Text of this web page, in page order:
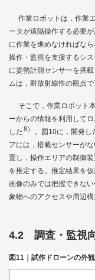
作業ロボットは，作業
ータが遠隔操作する必要
に作業を進めなければな
操作・監視を支援するシ
に姿勢計測センサーを搭
ムは，耐放射線性の観点
そこで，作業ロボット
ーからの情報を利用して
した8） 。 図10に，開発し
アには，搭載センサーが
置し，操作エリアの制御
を推定する。推定結果を
画像のみでは把握できな
象物へのアクセスや周辺
4.2 調査・監視
図11｜試作ドローンの外観